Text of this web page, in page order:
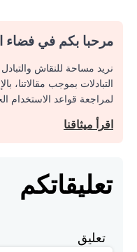
مرحبا بكم في فضاء
نريد مساحة للنقاش
التبادلات بموجب مقالاتنا،
لمراجعة قواعد الاستخدام
اقرأ ميثاقنا
تعليقاتكم
تعليق